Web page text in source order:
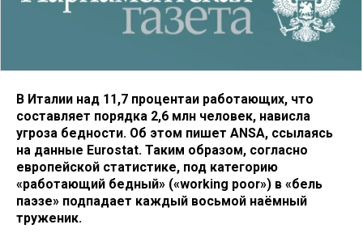
В Италии над 11,7 процентаи работающих, что
составляет порядка 2,6 млн человек, нависла
угроза бедности. Об этом пишет ANSA, ссылаясь
на данные Eurostat. Таким образом, согласно
европейской статистике, под категорию
«работающий бедный» («working poor») в «бель
паэзе» подпадает каждый восьмой наёмный
труженик.